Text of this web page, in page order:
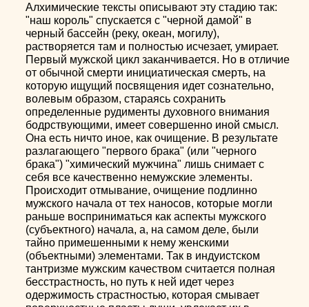
Алхимические тексты описывают эту стадию так:
"наш король" спускается с "черной дамой" в
черный бассейн (реку, океан, могилу),
растворяется там и полностью исчезает, умирает.
Первый мужской цикл заканчивается. Но в отличие
от обычной смерти инициатическая смерть, на
которую ищущий посвящения идет сознательно,
волевым образом, стараясь сохранить
определенные рудименты духовного внимания
бодрствующими, имеет совершенно иной смысл.
Она есть ничто иное, как очищение. В результате
разлагающего "первого брака" (или "черного
брака") "химический мужчина" лишь снимает с
себя все качественно немужские элементы.
Происходит отмывание, очищение подлинно
мужского начала от тех наносов, которые могли
раньше восприниматься как аспекты мужского
(субъектного) начала, а, на самом деле, были
тайно примешенными к нему женскими
(объектными) элементами. Так в индуистском
тантризме мужским качеством считается полная
бесстрастность, но путь к ней идет через
одержимость страстностью, которая смывает